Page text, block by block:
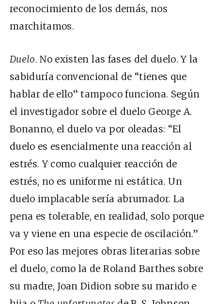
reconocimiento de los demás, nos
marchitamos.
Duelo.No existen las fases del duelo. Y la
sabiduría convencional de “tienes que
hablar de ello” tampoco funciona. Según
el investigador sobre el duelo George A.
Bonanno, el duelo va por oleadas: “El
duelo es esencialmente una reacción al
estrés. Y como cualquier reacción de
estrés, no es uniforme ni estática. Un
duelo implacable sería abrumador. La
pena es tolerable, en realidad, solo porque
va y viene en una especie de oscilación.”
Por eso las mejores obras literarias sobre
el duelo, como la de Roland Barthes sobre
su madre, Joan Didion sobre su marido e